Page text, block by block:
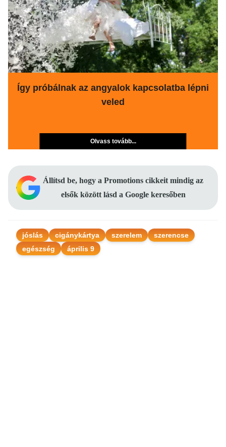
Így próbálnak az angyalok kapcsolatba lépni
veled
Olvass tovább...
Állítsd be, hogy a Promotions cikkeit mindig az
elsők között lásd a Google keresőben
jóslás cigánykártya szerelem
szerencse
egészség
április 9